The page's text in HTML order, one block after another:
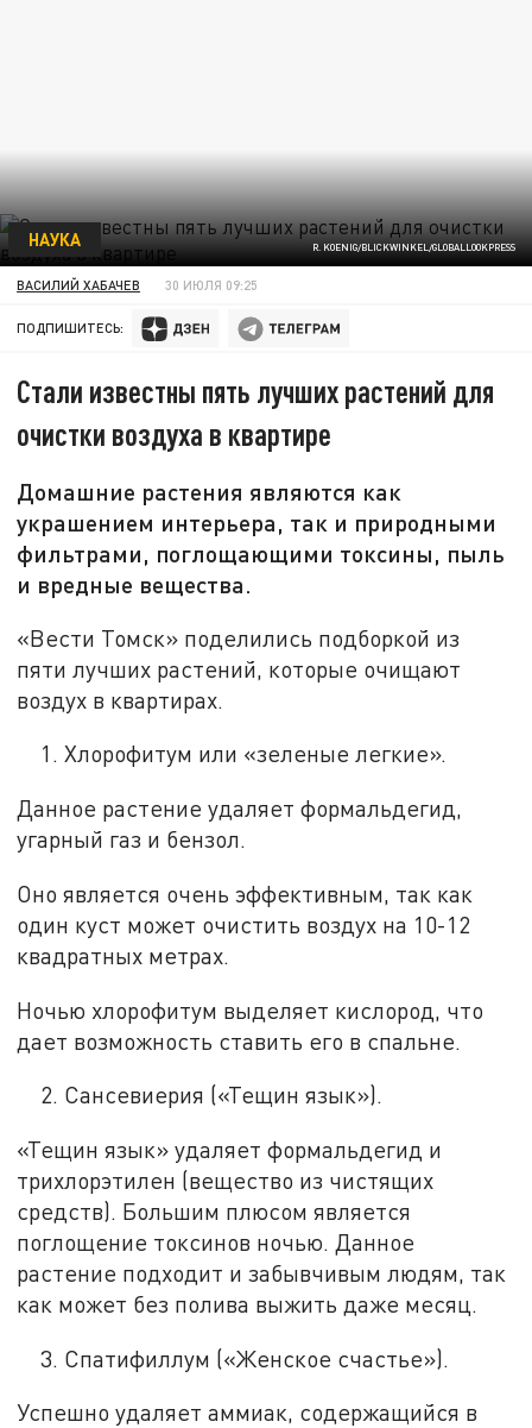
R. KOENIG/BLICKWINKEL/GLOBALLOOKPRESS
НАУКА
ВАСИЛИЙ ХАБАЧЕВ 30 ИЮЛЯ 09:25
ПОДПИШИТЕСЬ:
Стали известны пять лучших растений для
очистки воздуха в квартире
Домашние растения являются как
украшением интерьера, так и природными
фильтрами, поглощающими токсины, пыль
и вредные вещества.
«Вести Томск» поделились подборкой из
пяти лучших растений, которые очищают
воздух в квартирах.
Хлорофитум или «зеленые легкие».
Данное растение удаляет формальдегид,
угарный газ и бензол.
Оно является очень эффективным, так как
один куст может очистить воздух на 10-12
квадратных метрах.
Ночью хлорофитум выделяет кислород, что
дает возможность ставить его в спальне.
Сансевиерия («Тещин язык»).
«Тещин язык» удаляет формальдегид и
трихлорэтилен (вещество из чистящих
средств). Большим плюсом является
поглощение токсинов ночью. Данное
растение подходит и забывчивым людям, так
как может без полива выжить даже месяц.
Спатифиллум («Женское счастье»).
Успешно удаляет аммиак, содержащийся в